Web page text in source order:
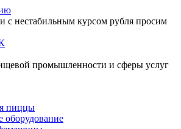
с нестабильным курсом рубля просим
промышленности и сферы услуг
пиццы
оборудование